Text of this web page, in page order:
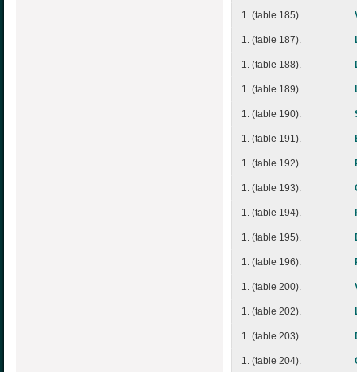
1. (table 185).
1. (table 187).
1. (table 188).
1. (table 189).
1. (table 190).
1. (table 191).
1. (table 192).
1. (table 193).
1. (table 194).
1. (table 195).
1. (table 196).
1. (table 200).
1. (table 202).
1. (table 203).
1. (table 204).